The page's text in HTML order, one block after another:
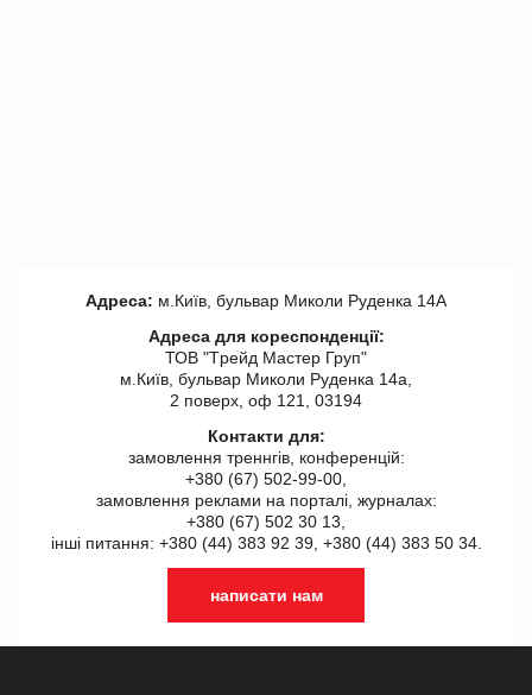
Адреса: м.Київ, бульвар Миколи Руденка 14А
Адреса для кореспонденції:
ТОВ "Tрейд Мастер Груп"
м.Київ, бульвар Миколи Руденка 14а,
2 поверх, оф 121, 03194
Контакти для:
замовлення треннгів, конференцій:
+380 (67) 502-99-00,
замовлення реклами на порталі, журналах:
+380 (67) 502 30 13,
інші питання: +380 (44) 383 92 39, +380 (44) 383 50 34.
написати нам